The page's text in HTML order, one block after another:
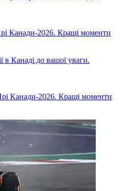
Канади-2026. Кращі моменти
Канади-2026. Кращі моменти